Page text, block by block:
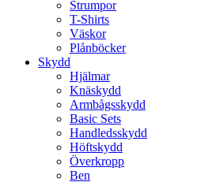
Strumpor
T-Shirts
Väskor
Plånböcker
Skydd
Hjälmar
Knäskydd
Armbågsskydd
Basic Sets
Handledsskydd
Höftskydd
Överkropp
Ben